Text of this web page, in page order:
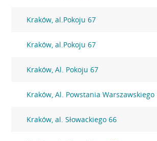
Kraków, al.Pokoju 67
Kraków, al.Pokoju 67
Kraków, Al. Pokoju 67
Kraków, Al. Powstania Warszawskiego
Kraków, al. Słowackiego 66